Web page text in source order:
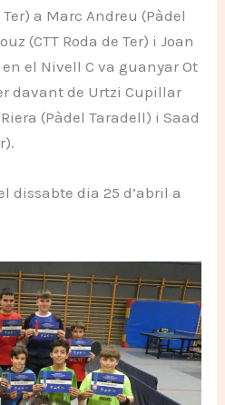
Ter) a Marc Andreu (Pàdel
(CTT Roda de Ter) i Joan
el Nivell C va guanyar Ot
davant de Urtzi Cupillar
Riera (Pàdel Taradell) i Saad
dissabte dia 25 d’abril a